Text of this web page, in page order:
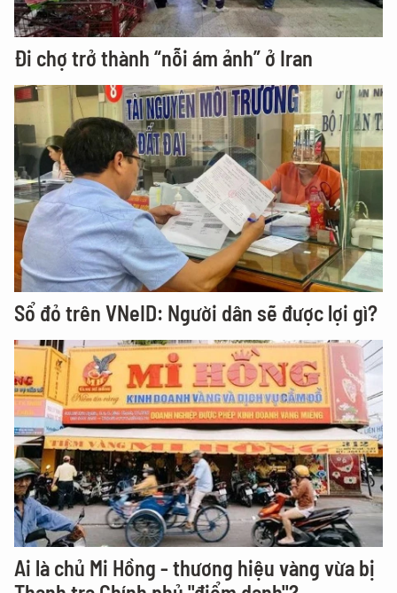
Đi chợ trở thành “nỗi ám ảnh” ở Iran
Sổ đỏ trên VNeID: Người dân sẽ được lợi gì?
Ai là chủ Mi Hồng - thương hiệu vàng vừa bị